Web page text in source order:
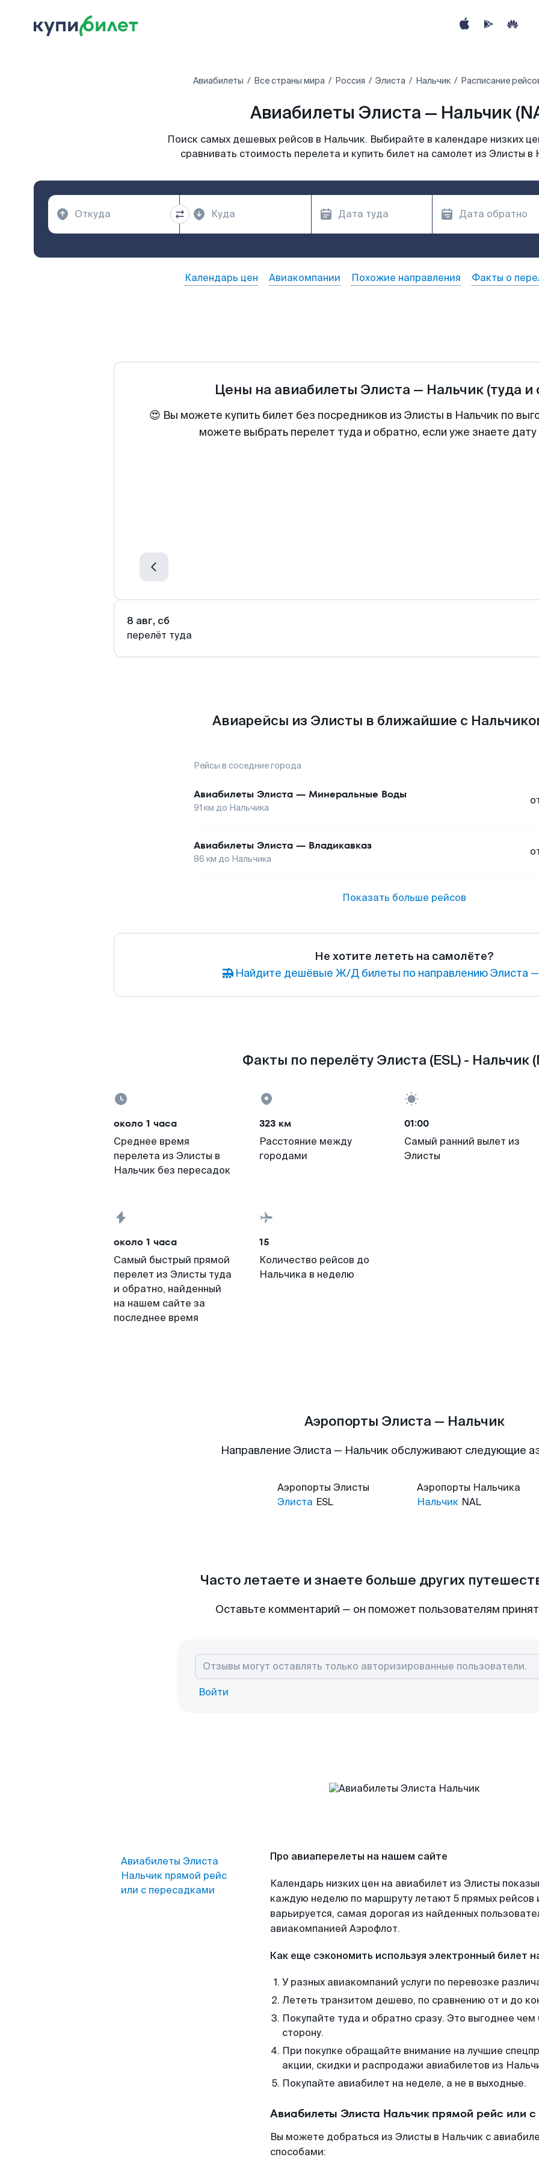
Авиабилеты Все страны мира Россия Элиста Нальчик Расписание
Авиабилеты Элиста — Нальчик
Поиск самых дешевых рейсов в Нальчик. Выбирайте в календаре низких
сравнивать стоимость перелета и купить билет на самолет из Элисты в
Календарь цен Авиакомпании Похожие направления Факты о
Цены на авиабилеты Элиста — Нальчик (туда и
😍 Вы можете купить билет без посредников из Элисты в Нальчик по
можете выбрать перелет туда и обратно, если уже знаете
8 авг, сб
перелёт туда
Авиарейсы из Элисты в ближайшие с
Рейсы в соседние города
Авиабилеты Элиста — Минеральные Воды
91 км до Нальчика
Авиабилеты Элиста — Владикавказ
86 км до Нальчика
Показать больше рейсов
Не хотите лететь на самолёте?
Найдите дешёвые Ж/Д билеты по направлению Элиста —
Факты по перелёту Элиста (ESL) - Нальчик
около 1 часа
Среднее время
перелета из Элисты в
Нальчик без пересадок
323 км
Расстояние между
городами
01:00
Самый ранний вылет из
Элисты
около 1 часа
Самый быстрый прямой
перелет из Элисты туда
и обратно, найденный
на нашем сайте за
последнее время
15
Количество рейсов до
Нальчика в неделю
Аэропорты Элиста — Нальчик
Направление Элиста — Нальчик обслуживают следующие
Аэропорты Элисты
Элиста ESL
Аэропорты Нальчика
Нальчик NAL
Часто летаете и знаете больше других
Оставьте комментарий — он поможет пользователям
Войти
Авиабилеты Элиста
Нальчик прямой рейс
или с пересадками
Про авиаперелеты на нашем сайте
Календарь низких цен на авиабилет из Элисты
каждую неделю по маршруту летают 5 прямых рейсов
варьируется, самая дорогая из найденных
авиакомпанией Аэрофлот.
Как еще сэкономить используя электронный билет
У разных авиакомпаний услуги по перевозке
Лететь транзитом дешево, по сравнению от и до
Покупайте туда и обратно сразу. Это выгоднее
сторону.
При покупке обращайте внимание на лучшие
акции, скидки и распродажи авиабилетов из
Покупайте авиабилет на неделе, а не в выходные.
Авиабилеты Элиста Нальчик прямой рейс или
Вы можете добраться из Элисты в Нальчик с
способами: